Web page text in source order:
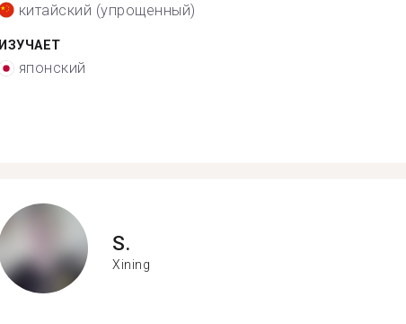
китайский (упрощенный)
ИЗУЧАЕТ
японский
S.
Xining